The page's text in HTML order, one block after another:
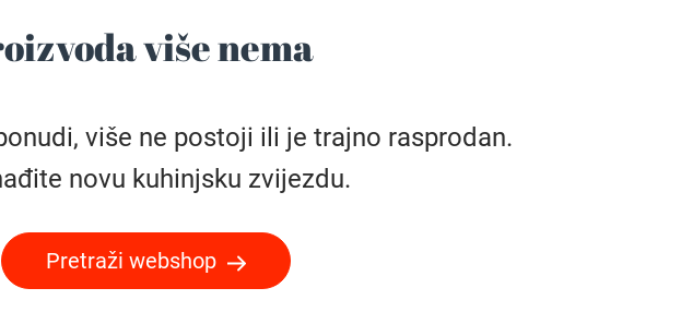
više nema
više ne postoji ili je trajno rasprodan.
novu kuhinjsku zvijezdu.
Pretraži webshop